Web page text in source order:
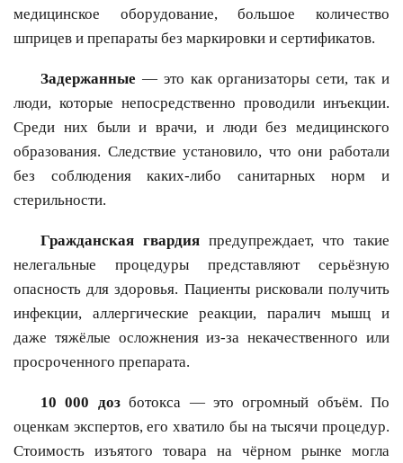
медицинское оборудование, большое количество
шприцев и препараты без маркировки и сертификатов.
Задержанные — это как организаторы сети, так и
люди, которые непосредственно проводили инъекции.
Среди них были и врачи, и люди без медицинского
образования. Следствие установило, что они работали
без соблюдения каких-либо санитарных норм и
стерильности.
Гражданская гвардияпредупреждает, что такие
нелегальные процедуры представляют серьёзную
опасность для здоровья. Пациенты рисковали получить
инфекции, аллергические реакции, паралич мышц и
даже тяжёлые осложнения из-за некачественного или
просроченного препарата.
10 000 дозботокса — это огромный объём. По
оценкам экспертов, его хватило бы на тысячи процедур.
Стоимость изъятого товара на чёрном рынке могла